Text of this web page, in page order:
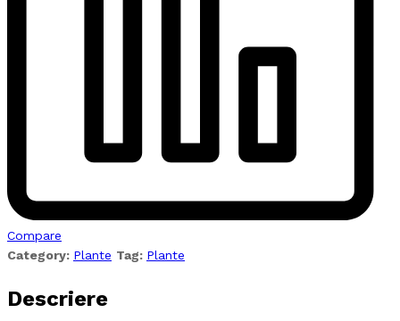
Compare
Category: Plante Tag: Plante
Descriere